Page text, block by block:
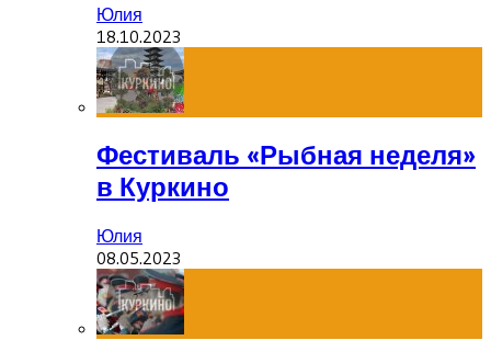
Юлия
18.10.2023
Фестиваль «Рыбная неделя»
в Куркино
Юлия
08.05.2023